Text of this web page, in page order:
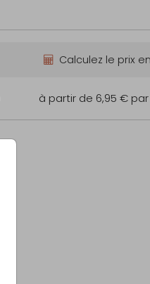
Calculez le prix
à partir de 6,95 € par